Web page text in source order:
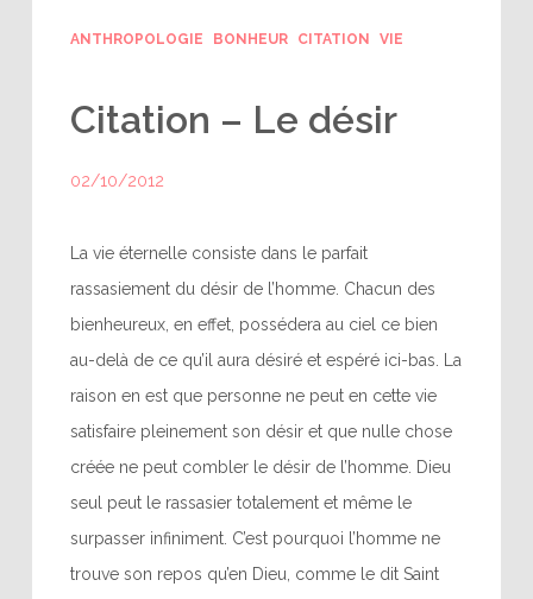
ANTHROPOLOGIE BONHEUR CITATION VIE
Citation – Le désir
02/10/2012
La vie éternelle consiste dans le parfait
rassasiement du désir de l’homme. Chacun des
bienheureux, en effet, possédera au ciel ce bien
au-delà de ce qu’il aura désiré et espéré ici-bas. La
raison en est que personne ne peut en cette vie
satisfaire pleinement son désir et que nulle chose
créée ne peut combler le désir de l’homme. Dieu
seul peut le rassasier totalement et même le
surpasser infiniment. C’est pourquoi l’homme ne
trouve son repos qu’en Dieu, comme le dit Saint